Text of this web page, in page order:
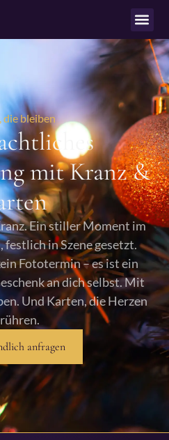
die bleiben
mit Kranz &
Ein stiller Moment im
festlich in Szene gesetzt.
Fototermin – es ist ein
an dich selbst. Mit
Und Karten, die Herzen
anfragen